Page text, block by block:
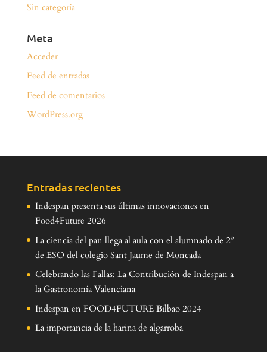
Sin categoría
Meta
Acceder
Feed de entradas
Feed de comentarios
WordPress.org
Entradas recientes
Indespan presenta sus últimas innovaciones en
Food4Future 2026
La ciencia del pan llega al aula con el alumnado de 2º
de ESO del colegio Sant Jaume de Moncada
Celebrando las Fallas: La Contribución de Indespan a
la Gastronomía Valenciana
Indespan en FOOD4FUTURE Bilbao 2024
La importancia de la harina de algarroba